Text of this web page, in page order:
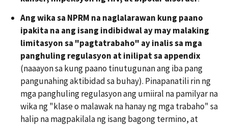
Ang wika sa NPRM na naglalarawan kung paano
ipakita na ang isang indibidwal ay may malaking
limitasyon sa "pagtatrabaho" ay inalis sa mga
panghuling regulasyon at inilipat sa appendix
(naaayon sa kung paano tinutugunan ang iba pang
pangunahing aktibidad sa buhay). Pinapanatili rin ng
mga panghuling regulasyon ang umiiral na pamilyar na
wika ng "klase o malawak na hanay ng mga trabaho" sa
halip na magpakilala ng isang bagong termino, at